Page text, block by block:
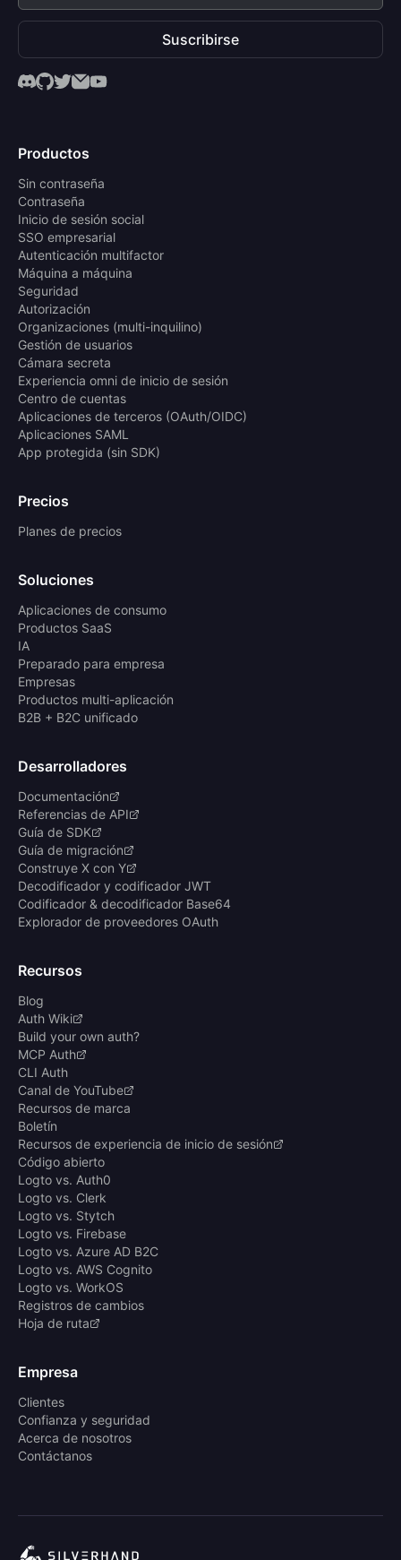
Suscribirse
Productos
Sin contraseña
Contraseña
Inicio de sesión social
SSO empresarial
Autenticación multifactor
Máquina a máquina
Seguridad
Autorización
Organizaciones (multi-inquilino)
Gestión de usuarios
Cámara secreta
Experiencia omni de inicio de sesión
Centro de cuentas
Aplicaciones de terceros (OAuth/OIDC)
Aplicaciones SAML
App protegida (sin SDK)
Precios
Planes de precios
Soluciones
Aplicaciones de consumo
Productos SaaS
IA
Preparado para empresa
Empresas
Productos multi-aplicación
B2B + B2C unificado
Desarrolladores
Documentación
Referencias de API
Guía de SDK
Guía de migración
Construye X con Y
Decodificador y codificador JWT
Codificador & decodificador Base64
Explorador de proveedores OAuth
Recursos
Blog
Auth Wiki
Build your own auth?
MCP Auth
CLI Auth
Canal de YouTube
Recursos de marca
Boletín
Recursos de experiencia de inicio de sesión
Código abierto
Logto vs. Auth0
Logto vs. Clerk
Logto vs. Stytch
Logto vs. Firebase
Logto vs. Azure AD B2C
Logto vs. AWS Cognito
Logto vs. WorkOS
Registros de cambios
Hoja de ruta
Empresa
Clientes
Confianza y seguridad
Acerca de nosotros
Contáctanos